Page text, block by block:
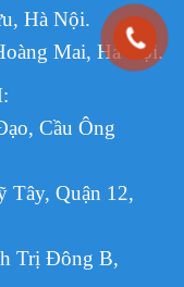
Hà Nội.
Mai, Hà Nội.
:
Cầu Ông
Tây, Quận 12,
Trị Đông B,